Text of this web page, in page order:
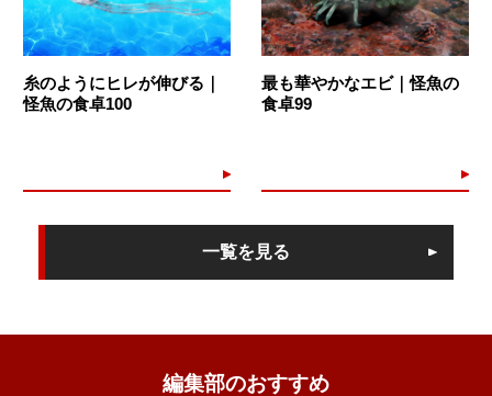
糸のようにヒレが伸びる｜
怪魚の食卓100
最も華やかなエビ｜怪魚の
食卓99
一覧を見る
編集部のおすすめ